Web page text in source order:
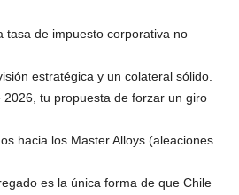
tasa de impuesto corporativa no
estratégica y un colateral sólido.
tu propuesta de forzar un giro
hacia los Master Alloys (aleaciones
es la única forma de que Chile